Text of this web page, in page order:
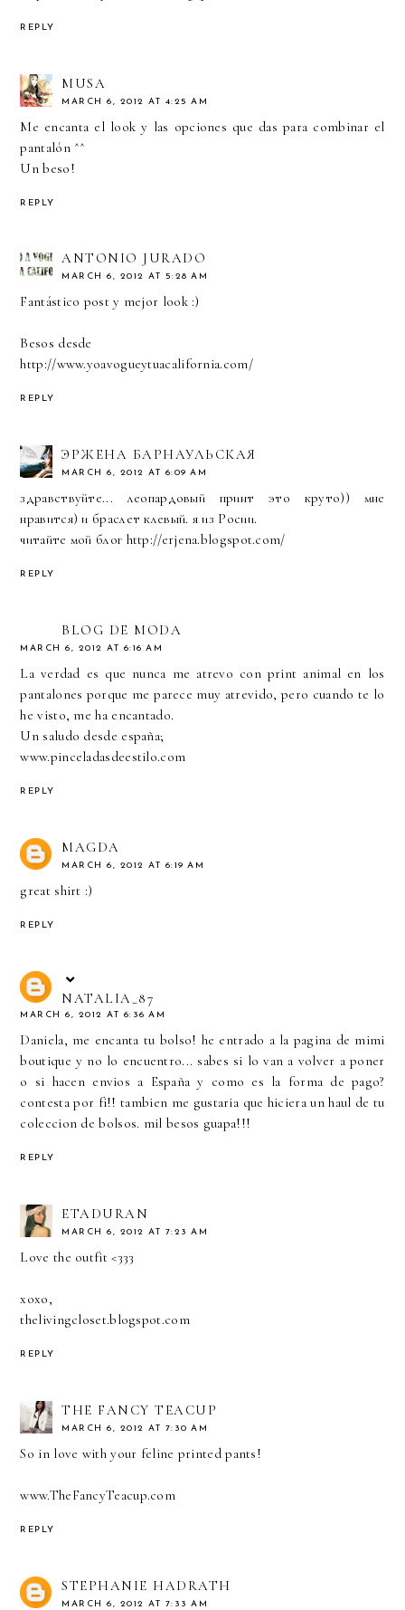
REPLY
MUSA
MARCH 6, 2012 AT 4:25 AM
Me encanta el look y las opciones que das para combinar el
pantalón ^^
Un beso!
REPLY
ANTONIO JURADO
MARCH 6, 2012 AT 5:28 AM
Fantástico post y mejor look :)
Besos desde
http://www.yoavogueytuacalifornia.com/
REPLY
ЭРЖЕНА БАРНАУЛЬСКАЯ
MARCH 6, 2012 AT 6:09 AM
здравствуйте... леопардовый принт это круто)) мне
нравится) и браслет клевый. я из Росии.
читайте мой блог http://erjena.blogspot.com/
REPLY
BLOG DE MODA
MARCH 6, 2012 AT 6:16 AM
La verdad es que nunca me atrevo con print animal en los
pantalones porque me parece muy atrevido, pero cuando te lo
he visto, me ha encantado.
Un saludo desde españa;
www.pinceladasdeestilo.com
REPLY
MAGDA
MARCH 6, 2012 AT 6:19 AM
great shirt :)
REPLY
NATALIA_87
MARCH 6, 2012 AT 6:36 AM
Daniela, me encanta tu bolso! he entrado a la pagina de mimi
boutique y no lo encuentro... sabes si lo van a volver a poner
o si hacen envios a España y como es la forma de pago?
contesta por fi!! tambien me gustaria que hiciera un haul de tu
coleccion de bolsos. mil besos guapa!!!
REPLY
ETADURAN
MARCH 6, 2012 AT 7:23 AM
Love the outfit <333
xoxo,
thelivingcloset.blogspot.com
REPLY
THE FANCY TEACUP
MARCH 6, 2012 AT 7:30 AM
So in love with your feline printed pants!
www.TheFancyTeacup.com
REPLY
STEPHANIE HADRATH
MARCH 6, 2012 AT 7:33 AM